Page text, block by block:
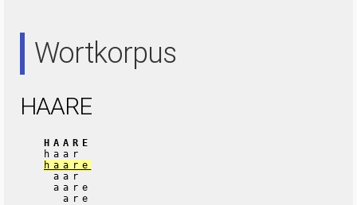
Wortkorpus
HAARE
HAARE
haar
haare
aar
aare
are